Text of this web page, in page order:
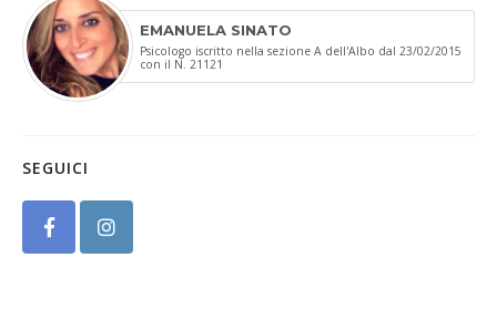
EMANUELA SINATO
Psicologo iscritto nella sezione A dell'Albo dal 23/02/2015
con il N. 21121
SEGUICI